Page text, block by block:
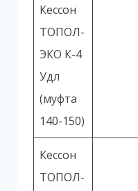
Кессон
ТОПОЛ-
ЭКО К-4
Удл
(муфта
140-150)
Кессон
ТОПОЛ-